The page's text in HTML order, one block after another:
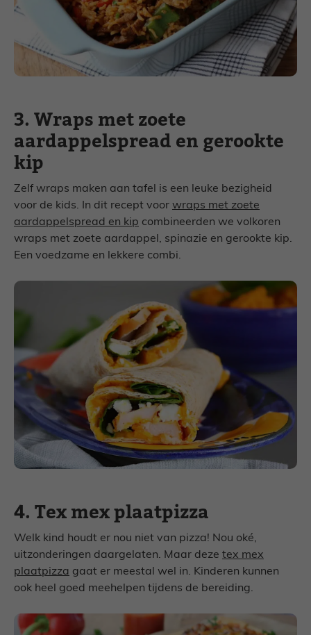
3. Wraps met zoete
aardappelspread en gerookte
kip
Zelf wraps maken aan tafel is een leuke bezigheid
voor de kids. In dit recept voor wraps met zoete
aardappelspread en kip combineerden we volkoren
wraps met zoete aardappel, spinazie en gerookte kip.
Een voedzame en lekkere combi.
4. Tex mex plaatpizza
Welk kind houdt er nou niet van pizza! Nou oké,
uitzonderingen daargelaten. Maar deze tex mex
plaatpizza gaat er meestal wel in. Kinderen kunnen
ook heel goed meehelpen tijdens de bereiding.